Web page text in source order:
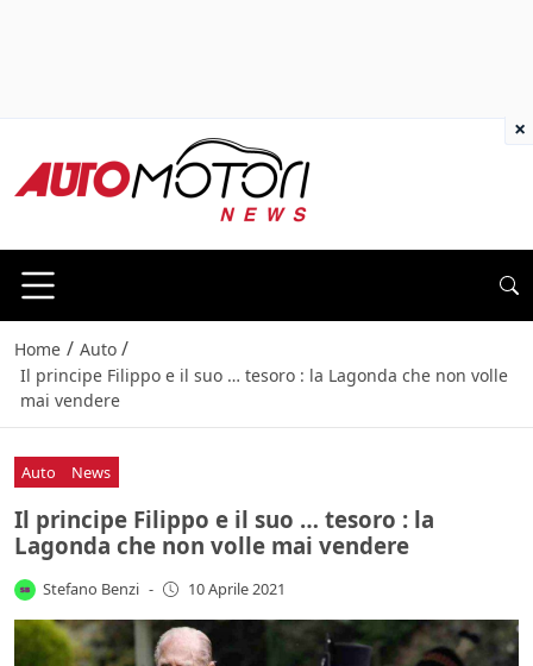
Home / Auto /
Il principe Filippo e il suo … tesoro : la Lagonda che non volle
mai vendere
Auto News
Il principe Filippo e il suo … tesoro : la
Lagonda che non volle mai vendere
Stefano Benzi - 10 Aprile 2021
×